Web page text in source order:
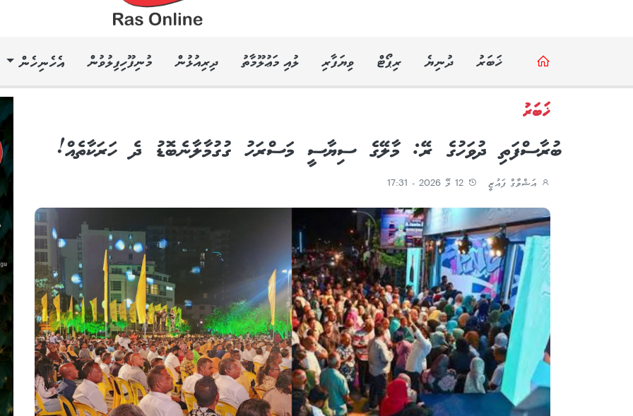
ޚަބަރު ދުނިޔެ ރިޕޯޓް ވިޔަފާރި ލުއި މަޢުލޫމާތު ދިރިއުޅުން މުނިފޫހިފިލުވުން އެހެނިހެން
ޚަބަރު
ބުރާސްފަތި ދުވަހުގެ ރޭ: މާލޭގެ ސިޔާސީ މަސްރަހު ގުގުމާލާނެ ބޮޑު ދެ ހަރަކާތެއް!
އަޝްވާގް ފައުޒީ